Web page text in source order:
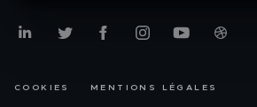
COOKIES MENTIONS LÉGALES